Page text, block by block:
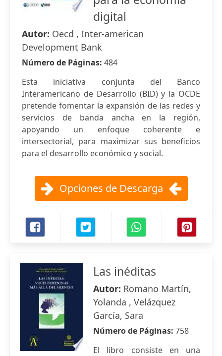
digital
Autor: Oecd , Inter-american
Development Bank
Número de Páginas: 484
Esta iniciativa conjunta del Banco
Interamericano de Desarrollo (BID) y la OCDE
pretende fomentar la expansión de las redes y
servicios de banda ancha en la región,
apoyando un enfoque coherente e
intersectorial, para maximizar sus beneficios
para el desarrollo económico y social.
Opciones de Descarga
Las inéditas
Autor: Romano Martín,
Yolanda , Velázquez
García, Sara
Número de Páginas: 758
El libro consiste en una